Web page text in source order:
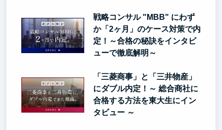
戦略コンサル "MBB" にわず
か「2ヶ月」のケース対策で内
定！～合格の秘訣をインタビ
ューで徹底解明～
「三菱商事」と「三井物産」
にダブル内定！～ 総合商社に
合格する方法を東大生にイン
タビュー ～